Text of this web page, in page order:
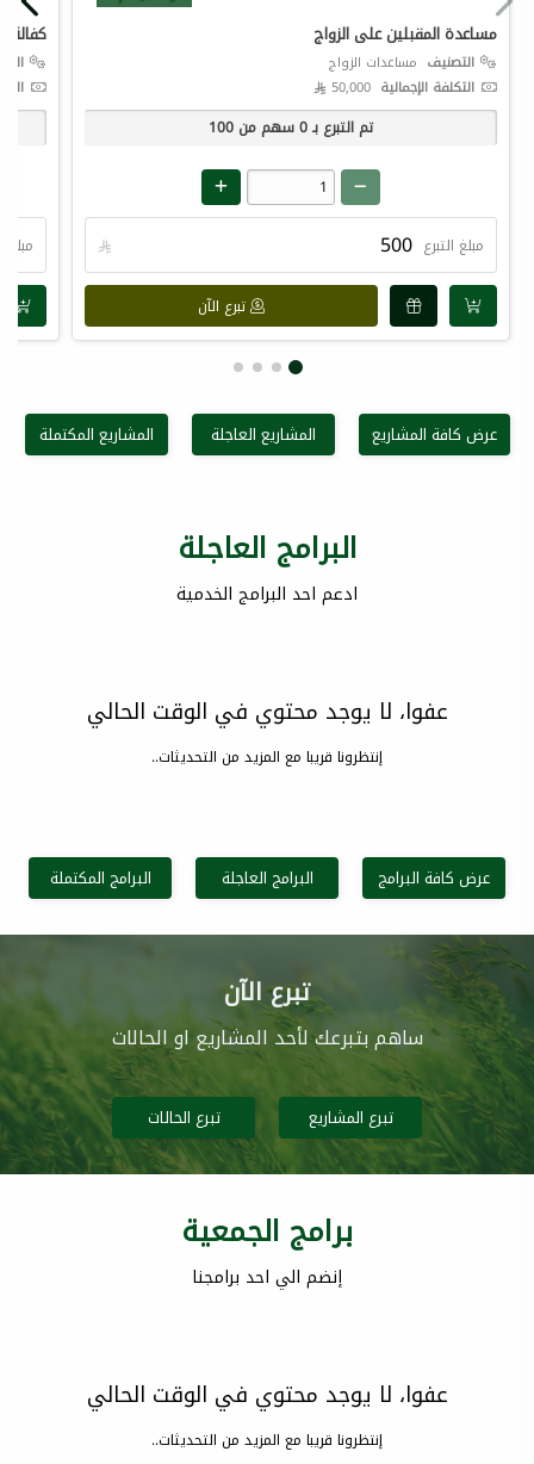
مساعدة المقبلين على الزواج
التصنيف مساعدات الزواج
التكلفة الإجمالية
تم التبرع بـ0سهم من 100
مبلغ التبرع 
تبرع الآن
كفالة
مبلغ
عرض كافة المشاريع المشاريع العاجلة المشاريع المكتملة
البرامج العاجلة
ادعم احد البرامج الخدمية
عفوا، لا يوجد محتوي في الوقت الحالي
إنتظرونا قريبا مع المزيد من التحديثات..
عرض كافة البرامج البرامج العاجلة البرامج المكتملة
تبرع الآن
ساهم بتبرعك لأحد المشاريع او الحالات
تبرع المشاريع تبرع الحالات
برامج الجمعية
إنضم الي احد برامجنا
عفوا، لا يوجد محتوي في الوقت الحالي
إنتظرونا قريبا مع المزيد من التحديثات..